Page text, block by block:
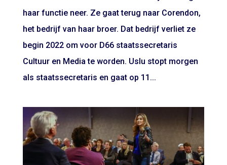
haar functie neer. Ze gaat terug naar Corendon,
het bedrijf van haar broer. Dat bedrijf verliet ze
begin 2022 om voor D66 staatssecretaris
Cultuur en Media te worden. Uslu stopt morgen
als staatssecretaris en gaat op 11...